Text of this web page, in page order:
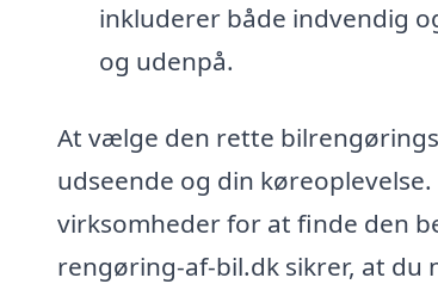
inkluderer både indvendig
og udenpå.
At vælge den rette
udseende og din
virksomheder for at finde den
rengøring-af-bil.dk sikrer, at